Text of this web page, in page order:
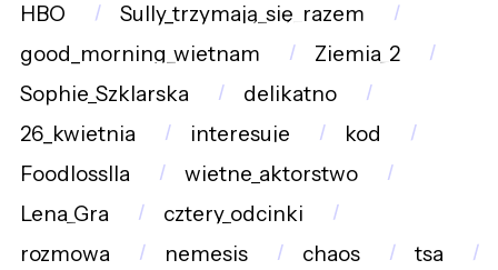
HBO
Sully_trzymają_się_razem
good_morning_wietnam
Ziemia_2
Sophie_Szklarska
delikatno
26_kwietnia
interesuje
kod
Foodlosslla
wietne_aktorstwo
Lena_Gra
cztery_odcinki
rozmowa
nemesis chaos
tsa